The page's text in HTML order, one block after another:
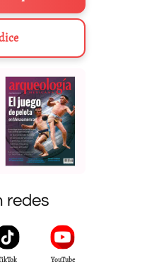
está compuesta por 1 413
corales abanico. MNA.
redes
YouTube